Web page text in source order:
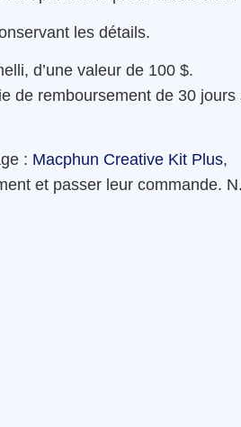
les détails.
d’une valeur de 100 $.
de remboursement de 30 jours
: Macphun Creative Kit Plus,
et passer leur commande.